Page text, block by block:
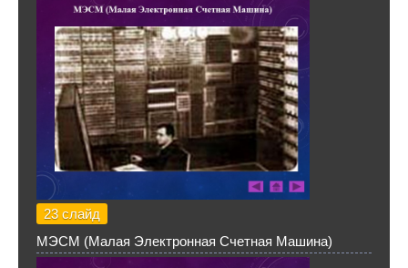
23 слайд
МЭСМ (Малая Электронная Счетная Машина)